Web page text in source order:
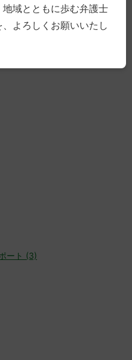
ート (3)
域とともに歩む弁護士
よろしくお願いいたし